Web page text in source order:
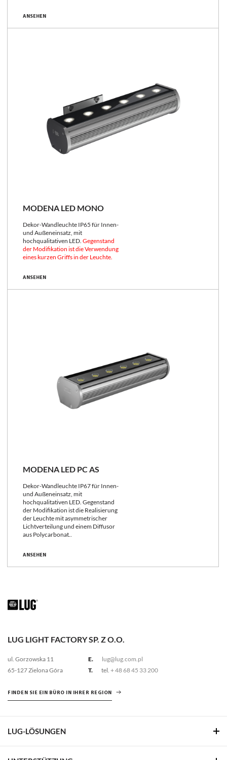
ANSEHEN
MODENA LED MONO
Dekor-Wandleuchte IP65 für Innen-
und Außeneinsatz, mit
hochqualitativen LED. Gegenstand
der Modifikation ist die Verwendung
eines kurzen Griffs in der Leuchte.
ANSEHEN
MODENA LED PC AS
Dekor-Wandleuchte IP67 für Innen-
und Außeneinsatz, mit
hochqualitativen LED. Gegenstand
der Modifikation ist die Realisierung
der Leuchte mit asymmetrischer
Lichtverteilung und einem Diffusor
aus Polycarbonat.
ANSEHEN
LUG LIGHT FACTORY SP. Z O.O.
ul. Gorzowska 11
65-127 Zielona Góra
E.
lug@lug.com.pl
T.
tel. + 48 68 45 33 200
FINDEN SIE EIN BÜRO IN IHRER REGION
LUG-LÖSUNGEN